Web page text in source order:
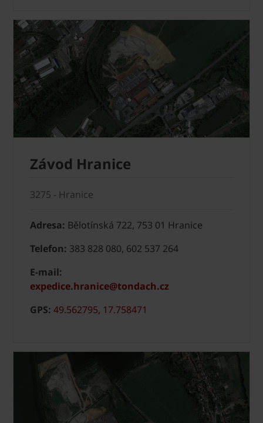
Závod Hranice
3275 - Hranice
Adresa: Bělotínská 722, 753 01 Hranice
Telefon: 383 828 080, 602 537 264
E-mail:
expedice.hranice@tondach.cz
GPS: 49.562795, 17.758471